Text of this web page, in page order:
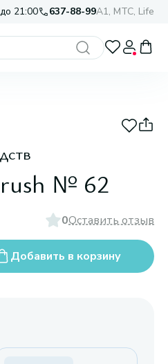
21:00 637-88-99A1, МТС, Life
№ 62
0Оставить отзыв
Добавить в корзину